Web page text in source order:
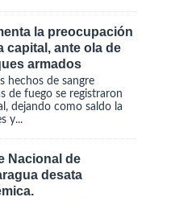
la preocupación
capital, ante ola de
armados
hechos de sangre
de fuego se registraron
dejando como saldo la
y...
Nacional de
desata